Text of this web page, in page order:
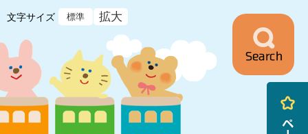
ニ
文字サイズ 標準 拡大